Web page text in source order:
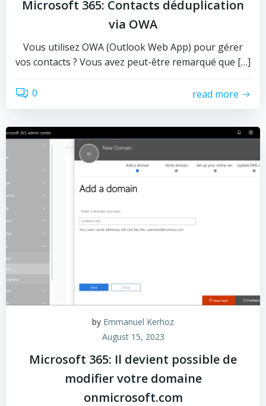
Microsoft 365: Contacts déduplication
via OWA
Vous utilisez OWA (Outlook Web App) pour gérer
vos contacts ? Vous avez peut-être remarqué que […]
0 read more
by Emmanuel Kerhoz
August 15, 2023
Microsoft 365: Il devient possible de
modifier votre domaine
onmicrosoft.com